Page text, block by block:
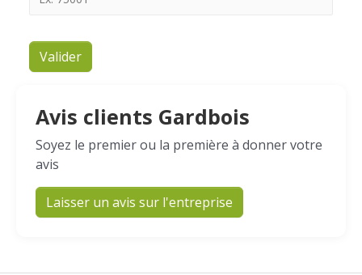
Valider
Avis clients Gardbois
Soyez le premier ou la première à donner votre
avis
Laisser un avis sur l'entreprise